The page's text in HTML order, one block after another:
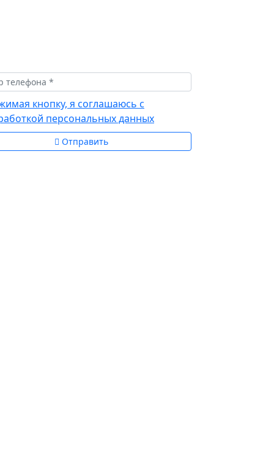
кнопку, я соглашаюсь с
персональных данных
Отправить